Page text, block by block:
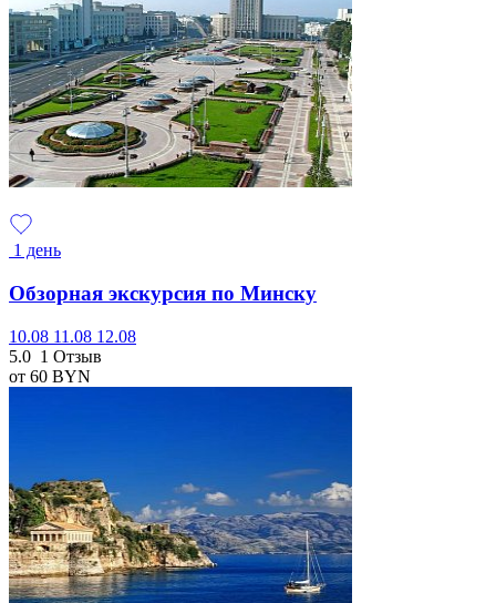
1 день
Обзорная экскурсия по Минску
10.08 11.08 12.08
5.0 1 Отзыв
от 60 BYN